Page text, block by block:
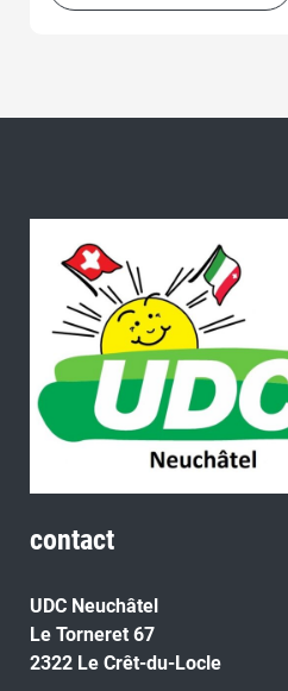
contact
UDC Neuchâtel
Le Torneret 67
2322 Le Crêt-du-Locle